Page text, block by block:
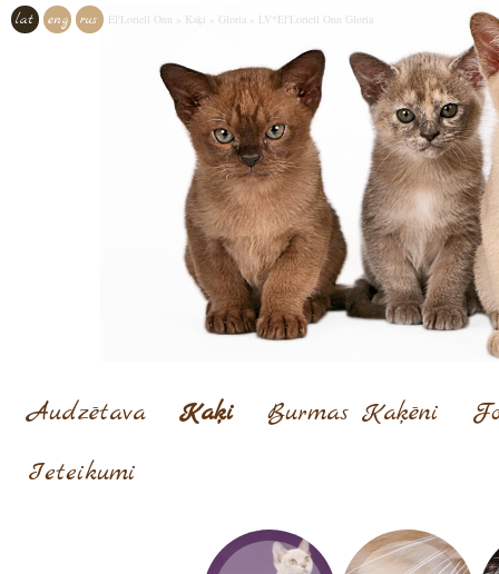
lat eng rus El'Loriell Onn Kaķi Gloria LV*El'Loriell Onn Gloria
Audzētava Kaķi Burmas Kaķēni
Ieteikumi